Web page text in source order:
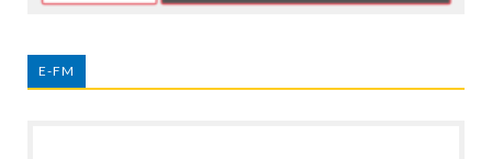
E-FM